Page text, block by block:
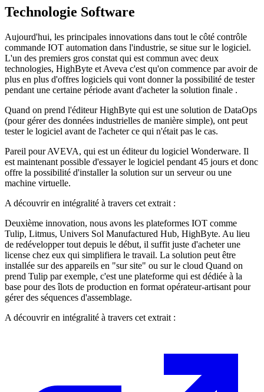
Technologie Software
Aujourd'hui, les principales innovations dans tout le côté contrôle
commande IOT automation dans l'industrie, se situe sur le logiciel.
L'un des premiers gros constat qui est commun avec deux
technologies, HighByte et Aveva c'est qu'on commence par avoir de
plus en plus d'offres logiciels qui vont donner la possibilité de tester
pendant une certaine période avant d'acheter la solution finale .
Quand on prend l'éditeur HighByte qui est une solution de DataOps
(pour gérer des données industrielles de manière simple), ont peut
tester le logiciel avant de l'acheter ce qui n'était pas le cas.
Pareil pour AVEVA, qui est un éditeur du logiciel Wonderware. Il
est maintenant possible d'essayer le logiciel pendant 45 jours et donc
offre la possibilité d'installer la solution sur un serveur ou une
machine virtuelle.
A découvrir en intégralité à travers cet extrait :
Deuxième innovation, nous avons les plateformes IOT comme
Tulip, Litmus, Univers Sol Manufactured Hub, HighByte. Au lieu
de redévelopper tout depuis le début, il suffit juste d'acheter une
license chez eux qui simplifiera le travail. La solution peut être
installée sur des appareils en "sur site" ou sur le cloud Quand on
prend Tulip par exemple, c'est une plateforme qui est dédiée à la
base pour des îlots de production en format opérateur-artisant pour
gérer des séquences d'assemblage.
A découvrir en intégralité à travers cet extrait :